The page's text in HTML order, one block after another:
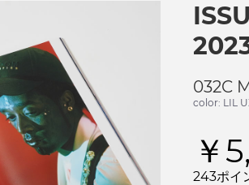
032C
color: LIL
￥
243ポイ